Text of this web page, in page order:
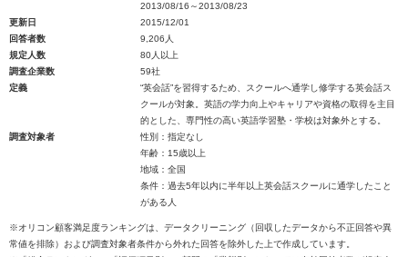
2013/08/16～2013/08/23
更新日
2015/12/01
回答者数
9,206人
規定人数
80人以上
調査企業数
59社
定義
“英会話”を習得するため、スクールへ通学し修学する英会話ス
クールが対象。英語の学力向上やキャリアや資格の取得を主目
的とした、専門性の高い英語学習塾・学校は対象外とする。
調査対象者
性別：指定なし
年齢：15歳以上
地域：全国
条件：過去5年以内に半年以上英会話スクールに通学したこと
がある人
※オリコン顧客満足度ランキングは、データクリーニング（回収したデータから不正回答や異
常値を排除）および調査対象者条件から外れた回答を除外した上で作成しています。